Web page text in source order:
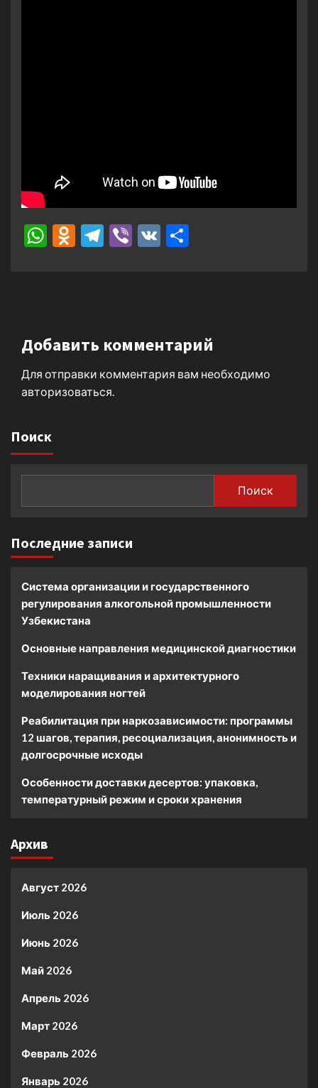
WhatsApp
Odnoklassniki
Telegram
Viber
VK
Добавить комментарий
Для отправки комментария вам необходимо
авторизоваться
Поиск
Поиск
Последние записи
Система организации и государственного
регулирования алкогольной промышленности
Узбекистана
Основные направления медицинской диагностики
Техники наращивания и архитектурного
моделирования ногтей
Реабилитация при наркозависимости: программы
12 шагов, терапия, ресоциализация, анонимность и
долгосрочные исходы
Особенности доставки десертов: упаковка,
температурный режим и сроки хранения
Архив
Август 2026
Июль 2026
Июнь 2026
Май 2026
Апрель 2026
Март 2026
Февраль 2026
Январь 2026